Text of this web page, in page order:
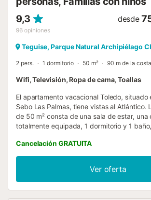
9,3
96 opiniones
desde
Teguise, Parque Natural Archipiélago
2 pers. 1 dormitorio 50 m² 90 m de la costa
Wifi, Televisión, Ropa de cama, Toallas
El apartamento vacacional Toledo, situado
Sebo Las Palmas, tiene vistas al Atlántico.
de 50 m² consta de una sala de estar, una
totalmente equipada, 1 dormitorio y 1
incluyen Wi-Fi de alta velocidad (apto para
videollamadas), televisión, ventilador y
hay disponible una cuna y una trona. Este
vacaciones cuenta con una terraza privada
por las tardes. La propiedad está ubicada
Cancelación GRATUITA
Ver oferta